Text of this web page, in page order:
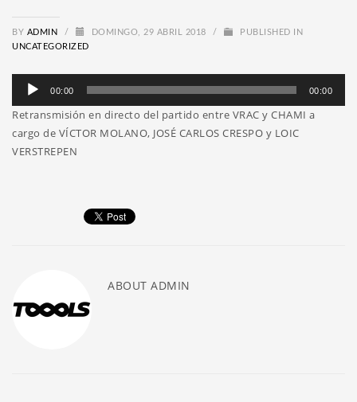
BY ADMIN / DOMINGO, 29 ABRIL 2018 /
PUBLISHED IN
UNCATEGORIZED
Reproductor
audio
00:00 00:00
Retransmisión en directo del partido entre VRAC y CHAMI a
cargo de VÍCTOR MOLANO, JOSÉ CARLOS CRESPO y LOIC
VERSTREPEN
ABOUT ADMIN